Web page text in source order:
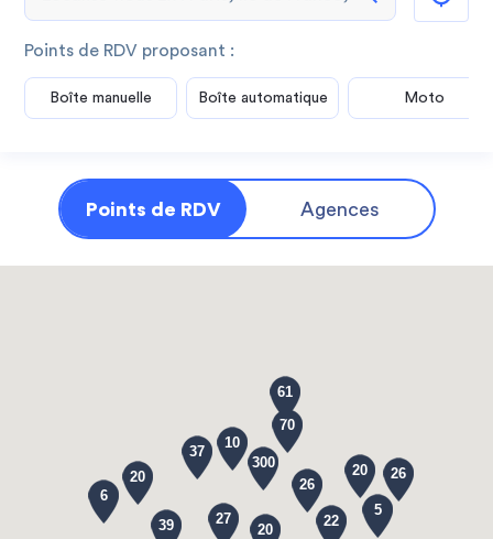
Points de RDV proposant :
Boîte manuelle Boîte automatique Moto
Points de RDV Agences
70
26
37
20
22
300
20
6
27
39
20
61
26
10
5